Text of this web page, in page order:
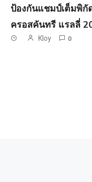
ป้องกันแชมป์เต็มพิกั
ครอสคันทรี แรลลี่
Kloy 0